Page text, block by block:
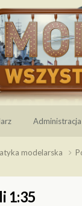
Administracja
modelarska
1:35